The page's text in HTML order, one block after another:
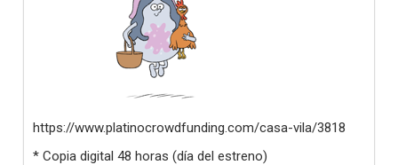
https://www.platinocrowdfunding.com/casa-vila/3818
* Copia digital 48 horas (día del estreno)